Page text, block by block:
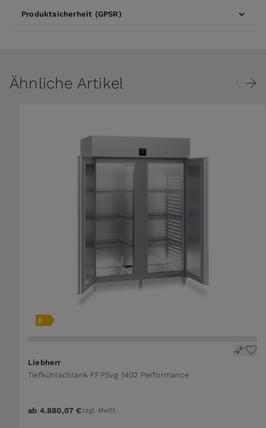
Produktsicherheit (GPSR)
Ähnliche Artikel
Liebherr
Tiefkühlschrank FFPSvg 1402 Performance
ab 4.880,07 €zzgl. MwSt.